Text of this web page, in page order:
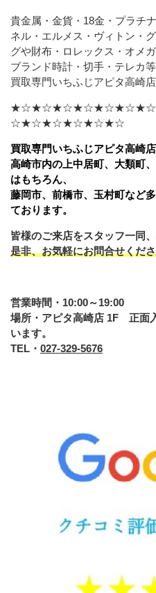
貴金属・金貨・18金・プラチ
ネル・エルメス・ヴィトン・
グや財布・ロレックス・オメ
ブランド時計・切手・テレカ
買取専門いちふじアピタ高崎
☆★☆★☆★☆★☆★☆
買取専門いちふじアピタ高崎
高崎市内の上中居町、大類町
はもちろん、
藤岡市、前橋市、玉村町など
ております。
皆様のご来店をスタッフ一同
是非、お気軽にお問合せくだ
営業時間・10:00～19:00
場所・アピタ高崎店 1F 正面
います。
TEL・ 027-329-5676